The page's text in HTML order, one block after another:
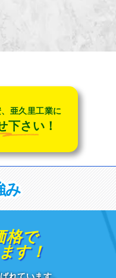
亜久里工業に
下さい！
み
格で
す！
れています。